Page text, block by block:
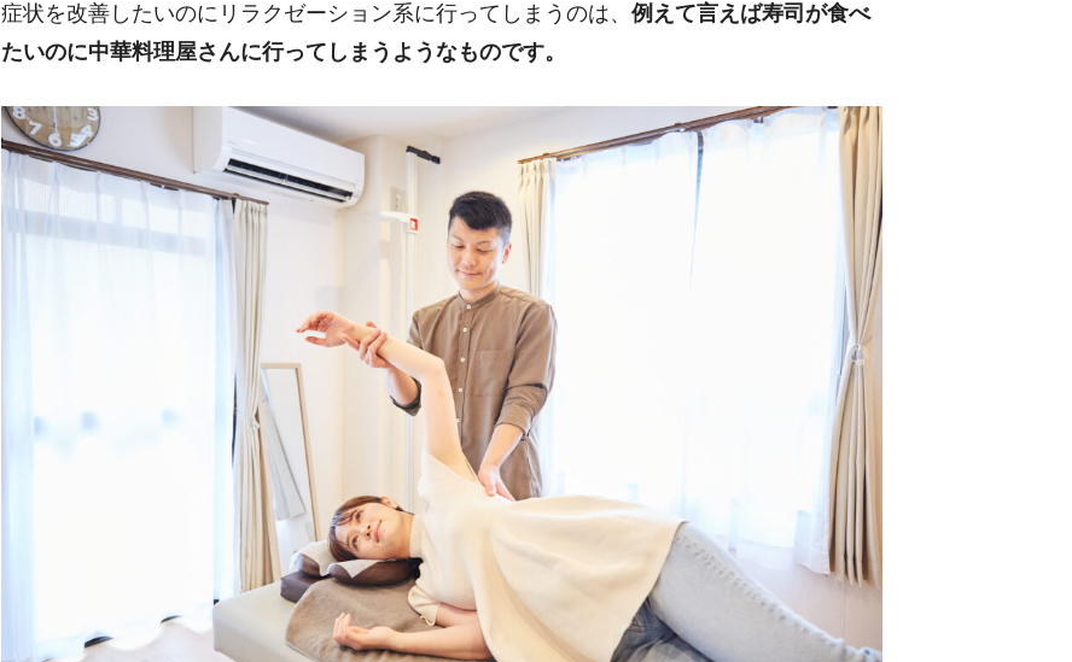
症状を改善したいのにリラクゼーション系に行ってしまうのは、 例えて言えば寿司が食べ
たいのに中華料理屋さんに行ってしまうようなものです。